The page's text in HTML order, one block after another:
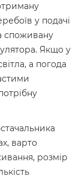
у подачі
споживану
Якщо у
а погода
варто
розмір